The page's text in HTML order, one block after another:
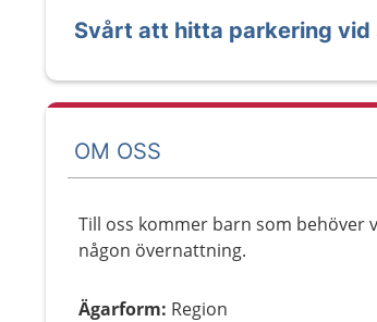
Svårt att hitta parkering vid
OM OSS
Till oss kommer barn som behöver
någon övernattning.
Ägarform: Region